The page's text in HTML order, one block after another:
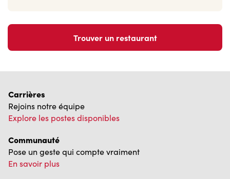
Trouver un restaurant
Carrières
Rejoins notre équipe
Explore les postes disponibles
Communauté
Pose un geste qui compte vraiment
En savoir plus